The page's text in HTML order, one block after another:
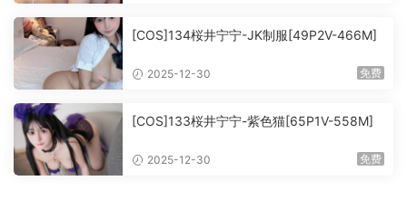
[COS]134桜井宁宁-JK制服[49P2V-466M]
2025-12-30 免费
[COS]133桜井宁宁-紫色猫[65P1V-558M]
2025-12-30 免费